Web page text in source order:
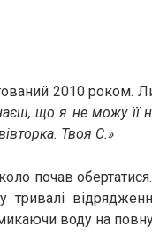
2010 роком.
що я не можу її
Твоя С.»
почав
тривалі
воду на